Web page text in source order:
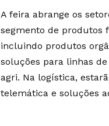
A feira abrange os
segmento de produtos
incluindo produtos
soluções para linhas
agri. Na logística,
telemática e soluções